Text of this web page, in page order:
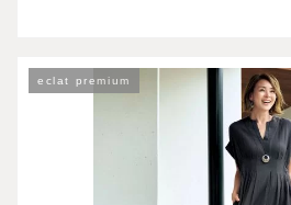
eclat premium